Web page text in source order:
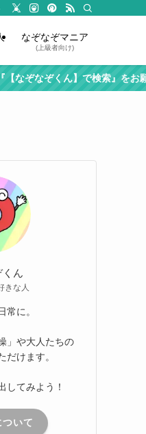
なぞなぞマニア
(上級者向け)
ん】で検索』をお願いします！
くん
きな人
常に。
」や大人たちの
だけます。
してみよう！
いて